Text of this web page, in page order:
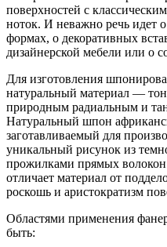
поверхностей с
ноток. И неважно речь идет
формах, о декоративных
дизайнерской мебели или о
Для изготовления
натуральный материал —
природным радиальным и
Натуральный шпон
заготавливаемый для
уникальный рисунок из
прожилками прямых волокон.
отличает материал от
роскошь и аристократизм
Областями применения
быть: